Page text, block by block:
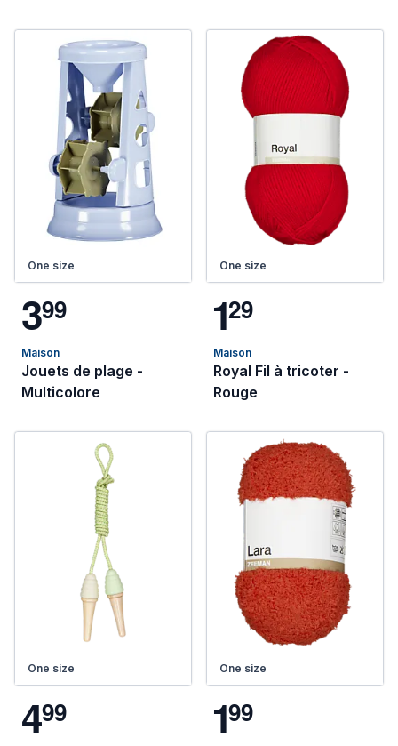
One size
399
Maison
Jouets de plage -
Multicolore
One size
129
Maison
Royal Fil à tricoter -
Rouge
One size
499
One size
199